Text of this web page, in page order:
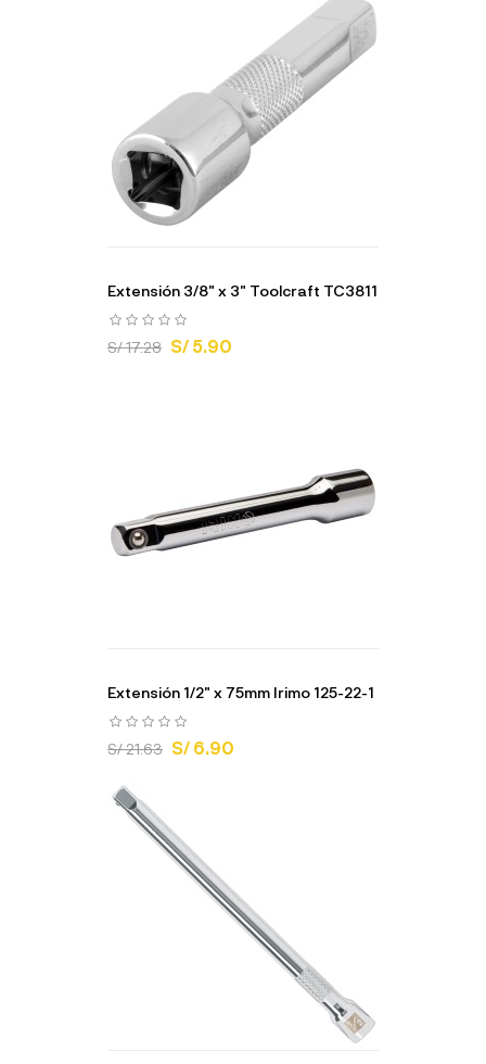
Extensión 3/8" x 3" Toolcraft TC3811
S/ 17.28 S/ 5.90
Extensión 1/2" x 75mm Irimo 125-22-1
S/ 21.63 S/ 6.90